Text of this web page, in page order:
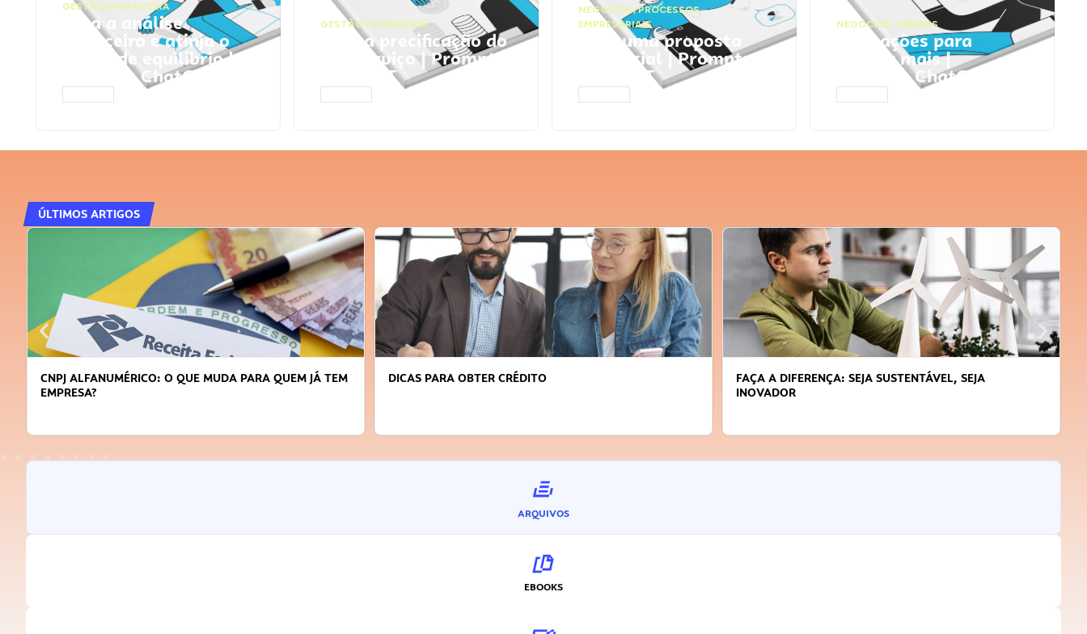
GESTÃO FINANCEIRA
Faça a análise
financeira e atinja o
ponto de equilíbrio |
Prompts ChatGPT
GESTÃO FINANCEIRA
Faça a precificação do
seu serviço | Prompts
ChatGPT
NEGÓCIOS,PROCESSOS
EMPRESARIAIS
Faça uma proposta
comercial | Prompts
ChatGPT
NEGÓCIOS, VENDAS
Faça ações para
vender mais |
Prompts ChatGPT
ÚLTIMOS ARTIGOS
DICAS PARA OBTER CRÉDITO
FAÇA A DIFERENÇA: SEJA SUSTENTÁVEL, SEJA
APRENDA A GERENCIAR O SEU TEMPO
ARQUIVOS
EBOOKS